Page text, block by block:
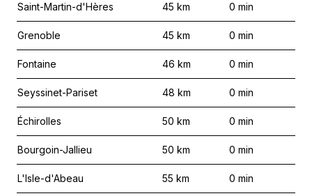
Saint-Martin-d'Hères 45 km 0 min
Grenoble 45 km 0 min
Fontaine 46 km 0 min
Seyssinet-Pariset 48 km 0 min
Échirolles 50 km 0 min
Bourgoin-Jallieu 50 km 0 min
L'Isle-d'Abeau 55 km 0 min